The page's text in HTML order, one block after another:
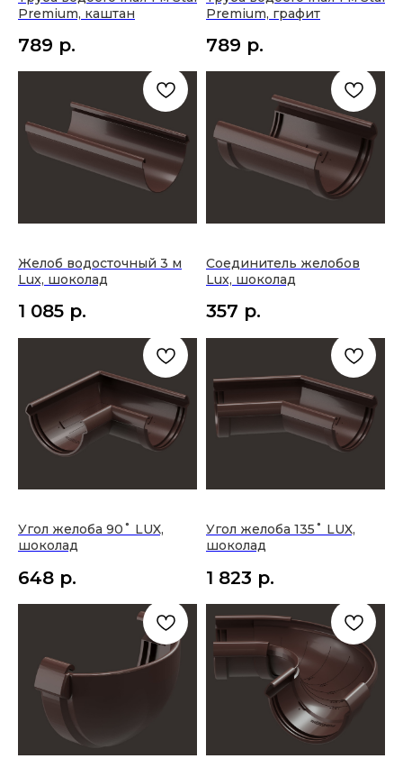
Premium, каштан
789 р.
Premium, графит
789 р.
Желоб водосточный 3 м
Lux, шоколад
1 085 р.
Соединитель желобов
Lux, шоколад
357 р.
Угол желоба 90˚ LUX,
шоколад
648 р.
Угол желоба 135˚ LUX,
шоколад
1 823 р.